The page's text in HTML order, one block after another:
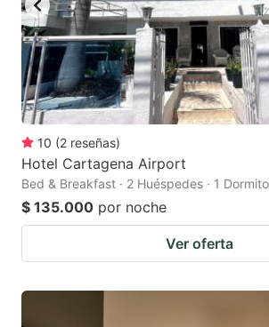
10 (2 reseñas)
Hotel Cartagena Airport
Bed & Breakfast · 2 Huéspedes · 1
$ 135.000 por noche
Ver oferta